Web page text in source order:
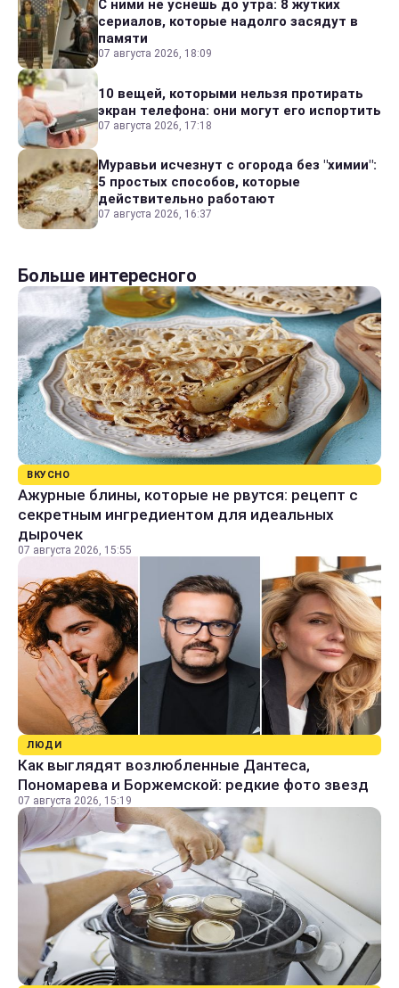
С ними не уснешь до утра: 8 жутких
сериалов, которые надолго засядут в
памяти
07 августа 2026, 18:09
10 вещей, которыми нельзя протирать
экран телефона: они могут его испортить
07 августа 2026, 17:18
Муравьи исчезнут с огорода без "химии":
5 простых способов, которые
действительно работают
07 августа 2026, 16:37
Больше интересного
ВКУСНО
Ажурные блины, которые не рвутся: рецепт с
секретным ингредиентом для идеальных
дырочек
07 августа 2026, 15:55
ЛЮДИ
Как выглядят возлюбленные Дантеса,
Пономарева и Боржемской: редкие фото звезд
07 августа 2026, 15:19